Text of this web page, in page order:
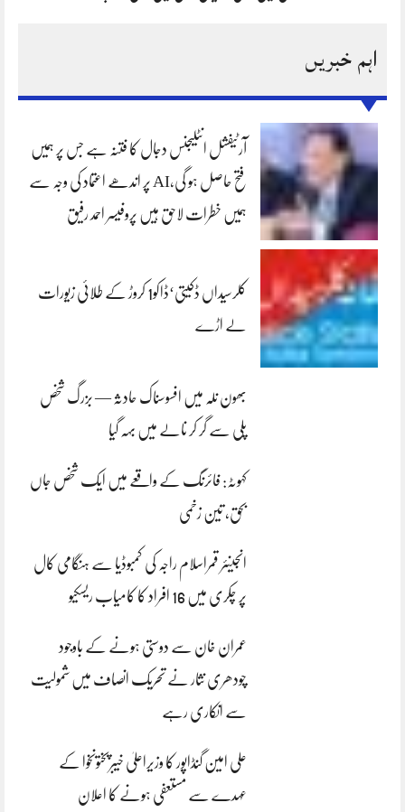
اہم خبریں
آرٹیفشل انٹلیجنس دجال کا فتنہ ہے جس پر ہمیں
فتح حاصل ہو گی،AI پر اندھے اعتماد کی وجہ سے
ہمیں خطرات لاحق ہیں پروفیسر احمد رفیق
کلرسیداں ڈکیتی‘ڈاکو1 کروڑ کے طلائی زیورات
لے اڑے
بھون نلہ میں افسوسناک حادثہ — بزرگ شخص
پلی سے گر کر نالے میں بہہ گیا
کہوٹہ: فائرنگ کے واقعے میں ایک شخص جاں
بحق، تین زخمی
انجینئر قمراسلام راجہ کی کمبوڈیا سے ہنگامی کال
پر چکری میں 16 افراد کا کامیاب ریسکیو
عمران خان سے دوستی ہونے کے باوجود
چودھری نثار نے تحریک انصاف میں شمولیت
سے انکاری رہے
علی امین گنڈاپور کا وزیراعلیٰ خیبرپختونخوا کے
عہدے سے مستعفی ہونے کا اعلان